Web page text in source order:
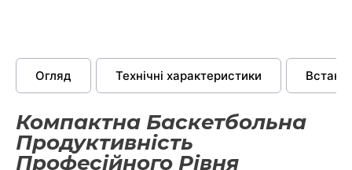
Огляд Технічні характеристики
Компактна Баскетбольна
Продуктивність
Професійного Рівня